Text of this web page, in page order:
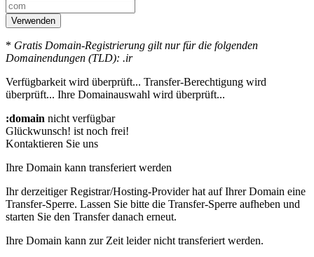
Verwenden
* Gratis Domain-Registrierung gilt nur für die folgenden
Domainendungen (TLD): .ir
Verfügbarkeit wird überprüft... Transfer-Berechtigung wird
überprüft... Ihre Domainauswahl wird überprüft...
:domain nicht verfügbar
Glückwunsch! ist noch frei!
Kontaktieren Sie uns
Ihre Domain kann transferiert werden
Ihr derzeitiger Registrar/Hosting-Provider hat auf Ihrer Domain eine
Transfer-Sperre. Lassen Sie bitte die Transfer-Sperre aufheben und
starten Sie den Transfer danach erneut.
Ihre Domain kann zur Zeit leider nicht transferiert werden.